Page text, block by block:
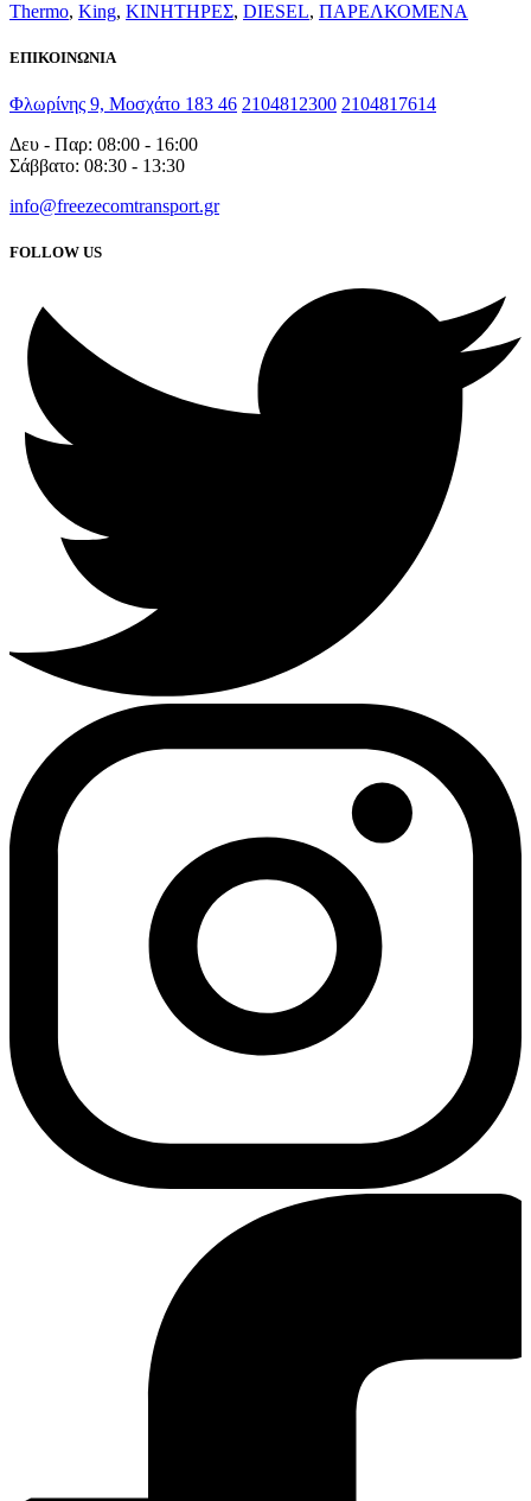
Thermo, King, KΙΝΗΤΗΡΕΣ, DIESEL, ΠΑΡΕΛΚΟΜΕΝΑ
ΕΠΙΚΟΙΝΩΝΙΑ
Φλωρίνης 9, Μοσχάτο 183 46 2104812300 2104817614
Δευ - Παρ: 08:00 - 16:00
Σάββατο: 08:30 - 13:30
info@freezecomtransport.gr
FOLLOW US